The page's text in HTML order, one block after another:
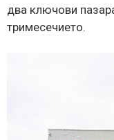
два ключови
тримесечието.